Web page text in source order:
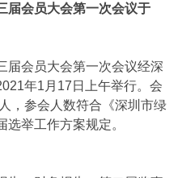
届会员大会第一次会议于
届会员大会第一次会议经深
年1月17日上午举行。会
，参会人数符合《深圳市绿
举工作方案规定。